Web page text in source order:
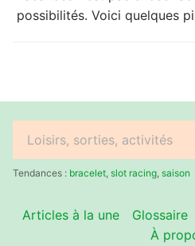
possibilités. Voici quelques
Rechercher
:Tendances : bracelet slot racing saison
Articles à la une Glossaire
À